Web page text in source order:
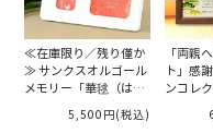
≪在庫限り／残り僅か
≫ サンクスオルゴール
メモリー「華毬（はな
まり）」（フォトフレ
ーム）／両親へのプレ
5,500円(税込)
「両親
ト」感
ンコレ
るま」
イプ（